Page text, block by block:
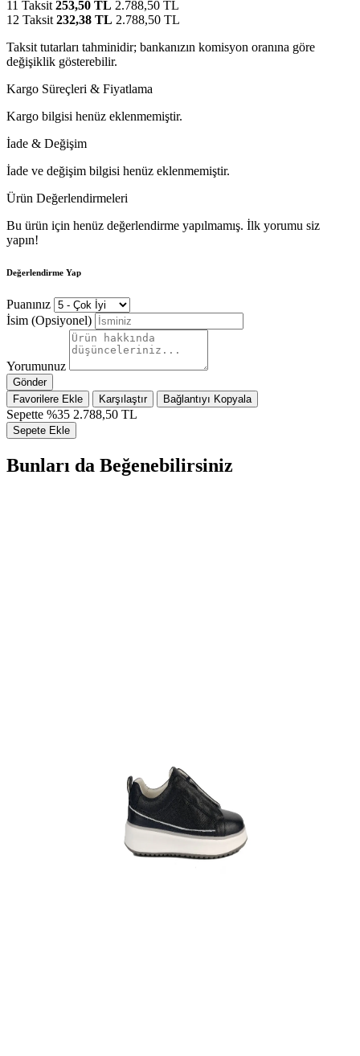
11 Taksit 253,50 TL 2.788,50 TL
12 Taksit 232,38 TL 2.788,50 TL
Taksit tutarları tahminidir; bankanızın komisyon oranına göre
değişiklik gösterebilir.
Kargo Süreçleri & Fiyatlama
Kargo bilgisi henüz eklenmemiştir.
İade & Değişim
İade ve değişim bilgisi henüz eklenmemiştir.
Ürün Değerlendirmeleri
Bu ürün için henüz değerlendirme yapılmamış. İlk yorumu siz
yapın!
Değerlendirme Yap
Puanınız
İsim (Opsiyonel)
Yorumunuz
Gönder
Favorilere Ekle
Karşılaştır Bağlantıyı Kopyala
Sepette %35 2.788,50 TL
Sepete Ekle
Bunları da Beğenebilirsiniz